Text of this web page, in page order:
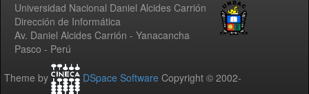
Universidad Nacional Daniel Alcides Carrión
Dirección de Informática
Av. Daniel Alcides Carrión - Yanacancha
Pasco - Perú
Theme by DSpace Software Copyright © 2002-